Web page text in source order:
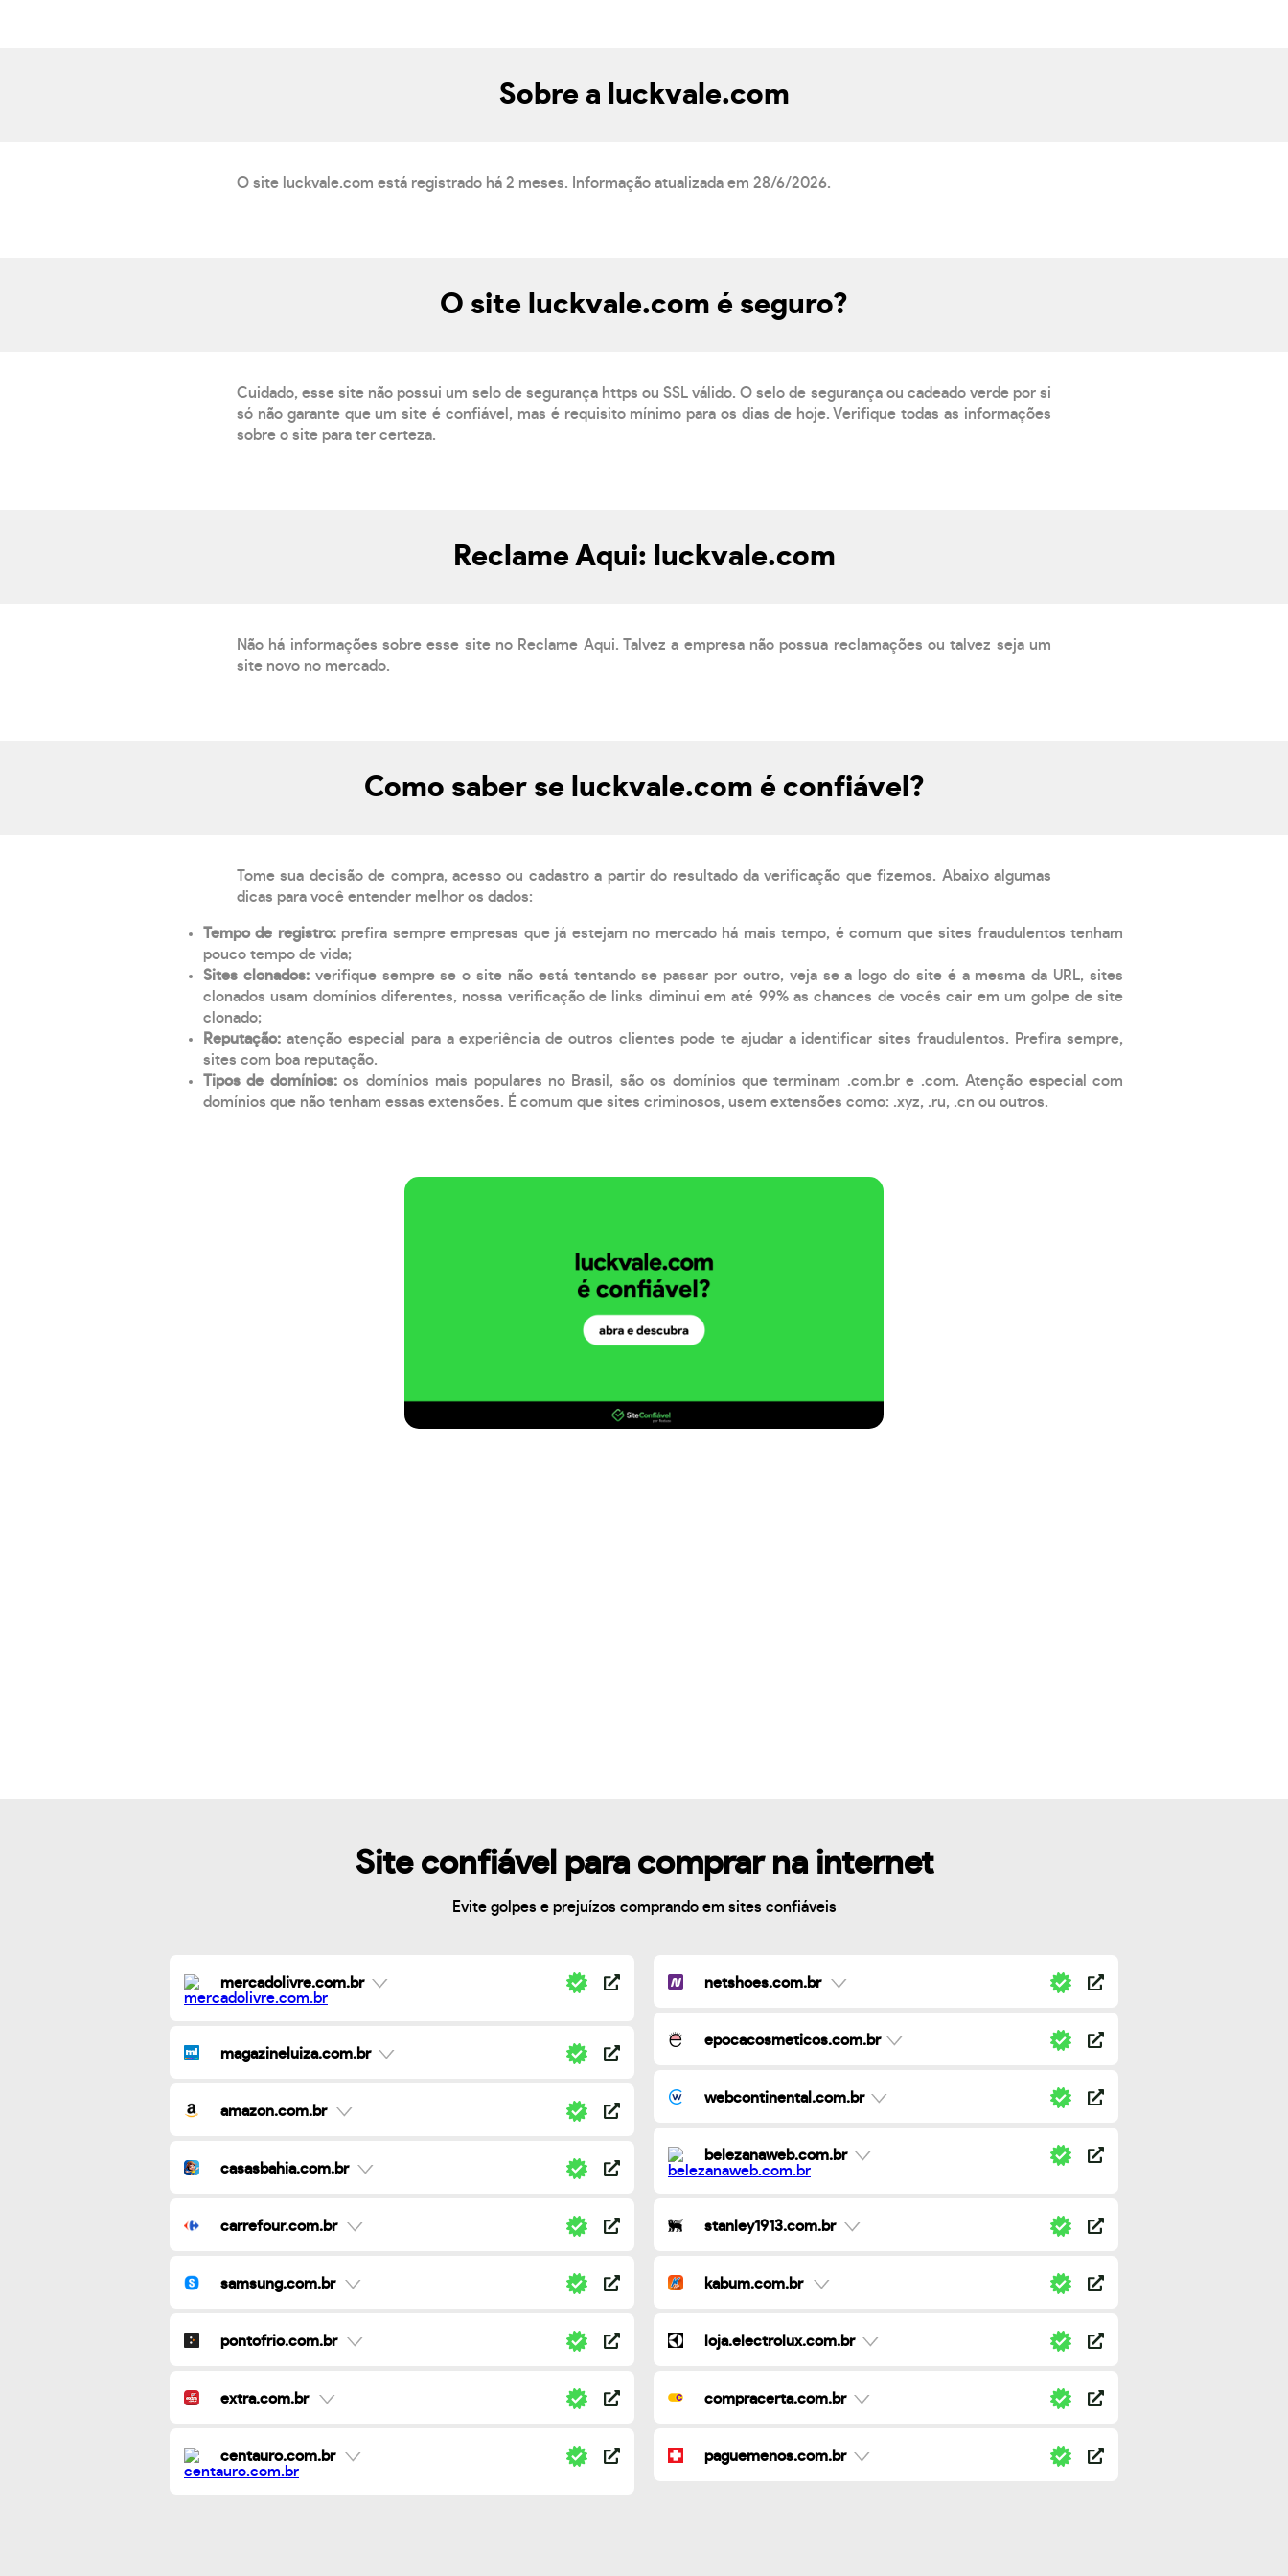
Sobre a luckvale.com
O site luckvale.com está registrado há 2 meses. Informação atualizada em 28/6/2026.
O site luckvale.com é seguro?
Cuidado, esse site não possui um selo de segurança https ou SSL válido. O selo de segurança ou cadeado verde por si
só não garante que um site é confiável, mas é requisito mínimo para os dias de hoje. Verifique todas as informações
sobre o site para ter certeza.
Reclame Aqui: luckvale.com
Não há informações sobre esse site no Reclame Aqui. Talvez a empresa não possua reclamações ou talvez seja um
site novo no mercado.
Como saber se luckvale.com é confiável?
Tome sua decisão de compra, acesso ou cadastro a partir do resultado da verificação que fizemos. Abaixo algumas
dicas para você entender melhor os dados:
Tempo de registro: prefira sempre empresas que já estejam no mercado há mais tempo, é comum que sites fraudulentos tenham
pouco tempo de vida;
Sites clonados: verifique sempre se o site não está tentando se passar por outro, veja se a logo do site é a mesma da URL, sites
clonados usam domínios diferentes, nossa verificação de links diminui em até 99% as chances de vocês cair em um golpe de site
clonado;
Reputação: atenção especial para a experiência de outros clientes pode te ajudar a identificar sites fraudulentos. Prefira sempre,
sites com boa reputação.
Tipos de domínios:os domínios mais populares no Brasil, são os domínios que terminam .com.br e .com. Atenção especial com
domínios que não tenham essas extensões. É comum que sites criminosos, usem extensões como: .xyz, .ru, .cn ou outros.
Site confiável para comprar na internet
Evite golpes e prejuízos comprando em sites confiáveis
mercadolivre.com.br
magazineluiza.com.br
amazon.com.br
casasbahia.com.br
carrefour.com.br
samsung.com.br
pontofrio.com.br
extra.com.br
centauro.com.br
netshoes.com.br
epocacosmeticos.com.br
webcontinental.com.br
belezanaweb.com.br
stanley1913.com.br
kabum.com.br
loja.electrolux.com.br
compracerta.com.br
paguemenos.com.br